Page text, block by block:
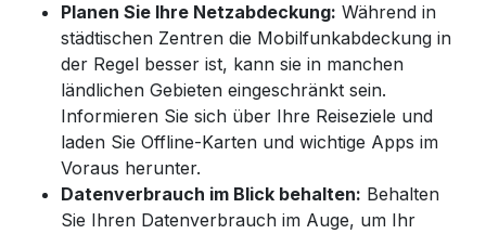
Planen Sie Ihre Netzabdeckung: Während in
städtischen Zentren die Mobilfunkabdeckung in
der Regel besser ist, kann sie in manchen
ländlichen Gebieten eingeschränkt sein.
Informieren Sie sich über Ihre Reiseziele und
laden Sie Offline-Karten und wichtige Apps im
Voraus herunter.
Datenverbrauch im Blick behalten: Behalten
Sie Ihren Datenverbrauch im Auge, um Ihr